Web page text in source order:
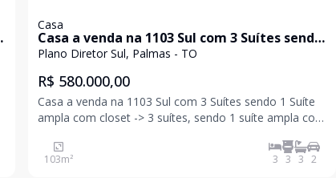
Casa
Casa a venda na 1103 Sul com 3 Suítes sendo
1 Suíte ampla com closet
Plano Diretor Sul, Palmas - TO
R$ 580.000,00
Casa a venda na 1103 Sul com 3 Suítes sendo 1 Suíte
ampla com closet -> 3 suítes, sendo 1 suíte ampla com
103m² 3 3 3 2